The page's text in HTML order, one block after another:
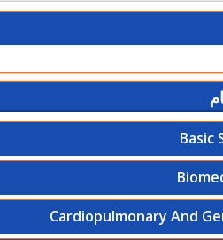
Basic
Cardiopulmonary And